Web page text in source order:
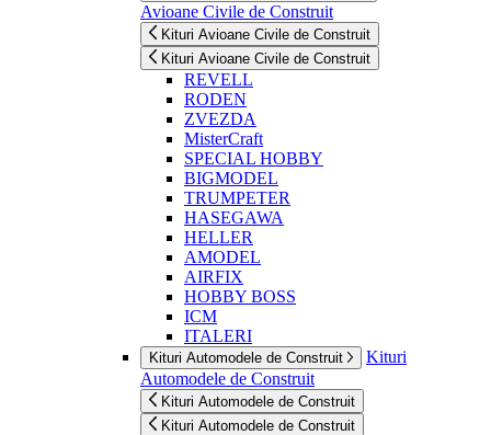
Avioane Civile de Construit
Kituri Avioane Civile de Construit
Kituri Avioane Civile de Construit
REVELL
RODEN
ZVEZDA
MisterCraft
SPECIAL HOBBY
BIGMODEL
TRUMPETER
HASEGAWA
HELLER
AMODEL
AIRFIX
HOBBY BOSS
ICM
ITALERI
Kituri Automodele de Construit
Kituri
Automodele de Construit
Kituri Automodele de Construit
Kituri Automodele de Construit